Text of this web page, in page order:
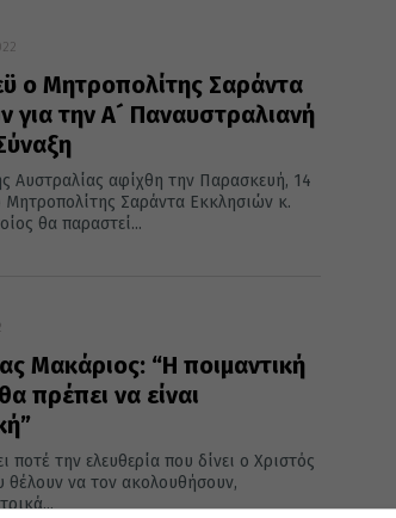
ο Μητροπολίτης Σαράντα
για την Α´ Παναυστραλιανή
Αυστραλίας αφίχθη την Παρασκευή, 14
Σαράντα Εκκλησιών κ.
θα παραστεί...
Μακάριος: “Η ποιμαντική
πρέπει να είναι
ποτέ την ελευθερία που δίνει ο Χριστός
θέλουν να τον ακολουθήσουν,